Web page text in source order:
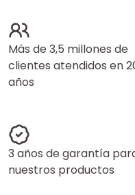
Más de 3,5 millones de
clientes atendidos en
años
3 años de garantía
nuestros productos